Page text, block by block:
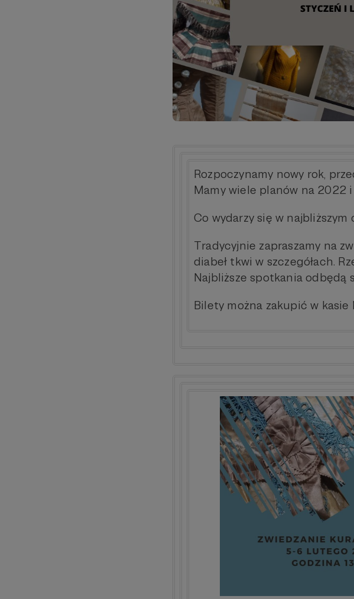
Rozpoczynamy nowy rok,
Mamy wiele planów na 2022
Co wydarzy się w
Tradycyjnie zapraszamy na
diabeł tkwi w szczegółach.
Najbliższe spotkania odbędą
Bilety można zakupić w kasie